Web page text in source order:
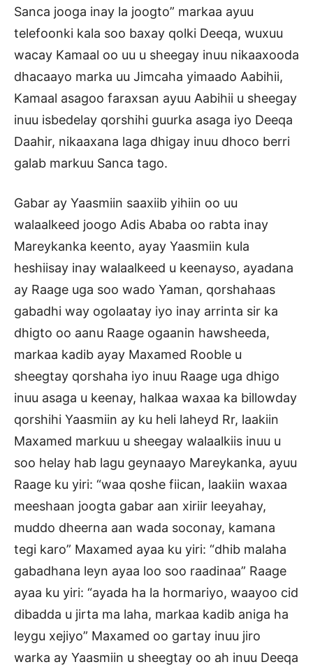
Sanca jooga inay la joogto” markaa ayuu
telefoonki kala soo baxay qolki Deeqa, wuxuu
wacay Kamaal oo uu u sheegay inuu nikaaxooda
dhacaayo marka uu Jimcaha yimaado Aabihii,
Kamaal asagoo faraxsan ayuu Aabihii u sheegay
inuu isbedelay qorshihi guurka asaga iyo Deeqa
Daahir, nikaaxana laga dhigay inuu dhoco berri
galab markuu Sanca tago.
Gabar ay Yaasmiin saaxiib yihiin oo uu
walaalkeed joogo Adis Ababa oo rabta inay
Mareykanka keento, ayay Yaasmiin kula
heshiisay inay walaalkeed u keenayso, ayadana
ay Raage uga soo wado Yaman, qorshahaas
gabadhi way ogolaatay iyo inay arrinta sir ka
dhigto oo aanu Raage ogaanin hawsheeda,
markaa kadib ayay Maxamed Rooble u
sheegtay qorshaha iyo inuu Raage uga dhigo
inuu asaga u keenay, halkaa waxaa ka billowday
qorshihi Yaasmiin ay ku heli laheyd Rr, laakiin
Maxamed markuu u sheegay walaalkiis inuu u
soo helay hab lagu geynaayo Mareykanka, ayuu
Raage ku yiri: “waa qoshe fiican, laakiin waxaa
meeshaan joogta gabar aan xiriir leeyahay,
muddo dheerna aan wada soconay, kamana
tegi karo” Maxamed ayaa ku yiri: “dhib malaha
gabadhana leyn ayaa loo soo raadinaa” Raage
ayaa ku yiri: “ayada ha la hormariyo, waayoo cid
dibadda u jirta ma laha, markaa kadib aniga ha
leygu xejiyo” Maxamed oo gartay inuu jiro
warka ay Yaasmiin u sheegtay oo ah inuu Deeqa